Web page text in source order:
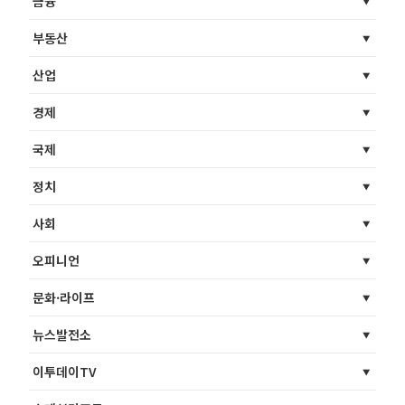
부동산
산업
경제
국제
정치
사회
오피니언
문화·라이프
뉴스발전소
이투데이TV